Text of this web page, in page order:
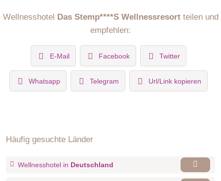
Wellnesshotel Das Stemp****S Wellnessresortteilen und
empfehlen:
E-Mail Facebook Twitter
Whatsapp Telegram Url/Link kopieren
Häufig gesuchte Länder
Wellnesshotel in Deutschland